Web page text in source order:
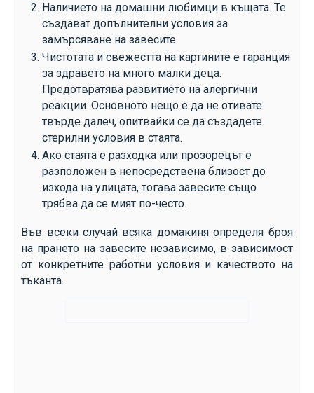
Наличието на домашни любимци в къщата. Те
създават допълнителни условия за
замърсяване на завесите.
Чистотата и свежестта на картините е гаранция
за здравето на много малки деца.
Предотвратява развитието на алергични
реакции. Основното нещо е да не отивате
твърде далеч, опитвайки се да създадете
стерилни условия в стаята.
Ако стаята е разходка или прозорецът е
разположен в непосредствена близост до
изхода на улицата, тогава завесите също
трябва да се мият по-често.
Във всеки случай всяка домакиня определя броя
на прането на завесите независимо, в зависимост
от конкретните работни условия и качеството на
тъканта.